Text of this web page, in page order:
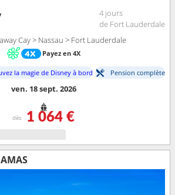
4 jours
de Fort Lauderdale
Cay > Nassau > Fort Lauderdale
Payez en 4X
la magie de Disney à bord Pension complète
ven. 18 sept. 2026
dès 1 064 €